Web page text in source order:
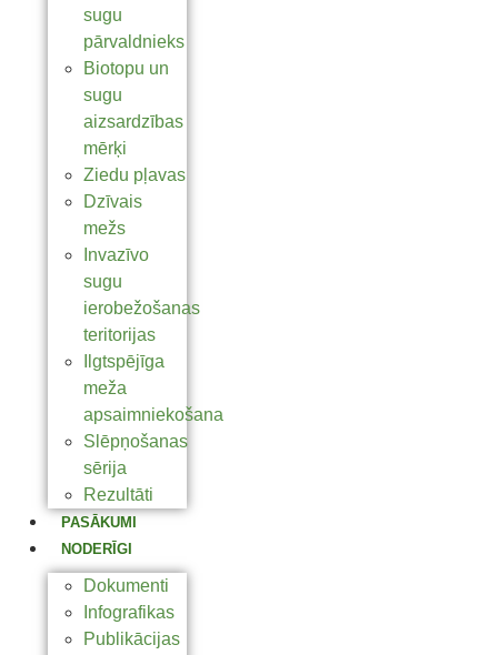
sugu
pārvaldnieks
Biotopu un
sugu
aizsardzības
mērķi
Ziedu pļavas
Dzīvais
mežs
Invazīvo
sugu
ierobežošanas
teritorijas
Ilgtspējīga
meža
apsaimniekošana
Slēpņošanas
sērija
Rezultāti
PASĀKUMI
NODERĪGI
Dokumenti
Infografikas
Publikācijas